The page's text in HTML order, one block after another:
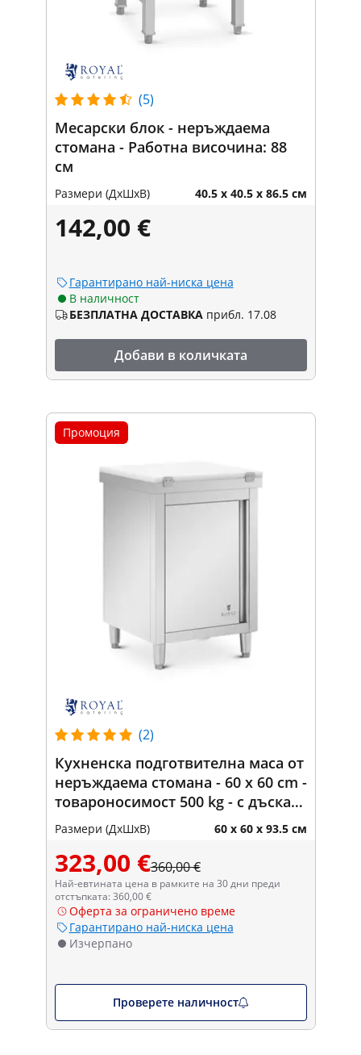
(5)
Месарски блок - неръждаема
стомана - Работна височина: 88
см
Размери (ДxШxВ) 40.5 x 40.5 x 86.5 см
142,00 €
Гарантирано най-ниска цена
В наличност
БЕЗПЛАТНА ДОСТАВКА прибл. 17.08
Добави в количката
Промоция
(2)
Кухненска подготвителна маса от
неръждаема стомана - 60 x 60 cm -
товароносимост 500 kg - с дъска
за рязане - Royal Catering
Размери (ДxШxВ) 60 x 60 x 93.5 см
323,00 €360,00 €
Най-евтината цена в рамките на 30 дни преди
отстъпката: 360,00 €
Оферта за ограничено време
Гарантирано най-ниска цена
Изчерпано
Проверете наличност